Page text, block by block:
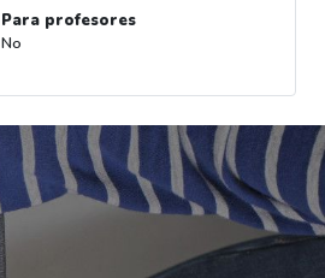
Para profesores
No